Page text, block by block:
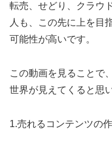
転売、せどり、クラウ
人も、この先に上を目
可能性が高いです。
この動画を見ることで
世界が見えてくると思
1.売れるコンテンツの